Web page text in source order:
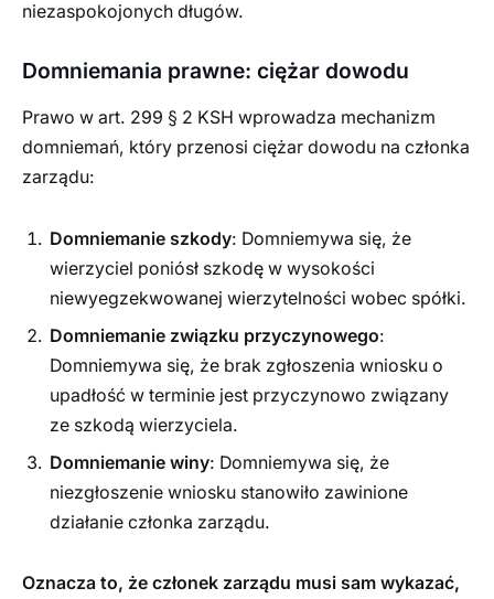
niezaspokojonych długów.
Domniemania prawne: ciężar dowodu
Prawo w art. 299 § 2 KSH wprowadza mechanizm
domniemań, który przenosi ciężar dowodu na członka
zarządu:
Domniemanie szkody: Domniemywa się, że
wierzyciel poniósł szkodę w wysokości
niewyegzekwowanej wierzytelności wobec spółki.
Domniemanie związku przyczynowego:
Domniemywa się, że brak zgłoszenia wniosku o
upadłość w terminie jest przyczynowo związany
ze szkodą wierzyciela.
Domniemanie winy: Domniemywa się, że
niezgłoszenie wniosku stanowiło zawinione
działanie członka zarządu.
Oznacza to, że członek zarządu musi sam wykazać,